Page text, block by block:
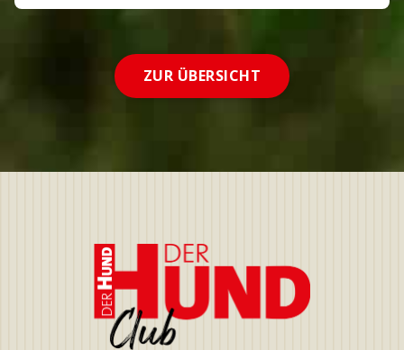
ZUR ÜBERSICHT